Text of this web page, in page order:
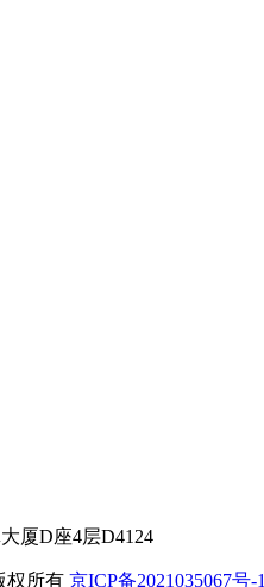
厦D座4层D4124
权所有 京ICP备2021035067号-1